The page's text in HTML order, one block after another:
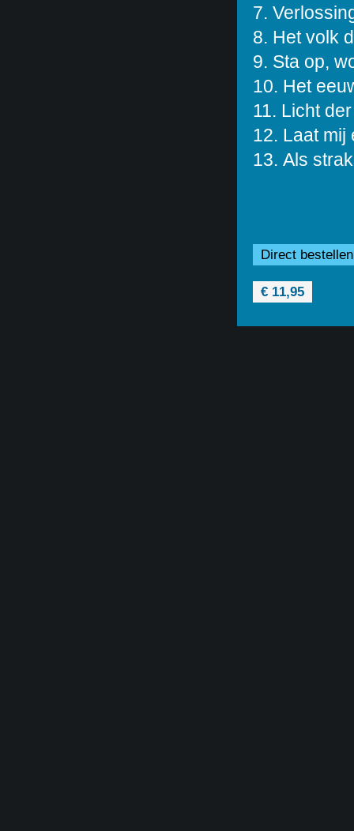
7.
8. Het volk
9. Sta op,
10. Het
11. Licht
12. Laat mij
13. Als
Direct bestellen
€ 11,95